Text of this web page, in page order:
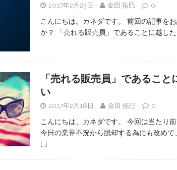
2017年2月23日 金田 拓巳 0
こんにちは。カネダです。 前回の記事を
か？ 「売れる販売員」であることに越し
「売れる販売員」であるこ
い
2017年2月16日 金田 拓巳 0
こんにちは、カネダです。 今回は当たり前
今日の業界不況から脱却する為にも改めて
[…]